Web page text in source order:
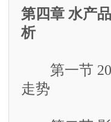
第四章 水产
析
第一节
走势